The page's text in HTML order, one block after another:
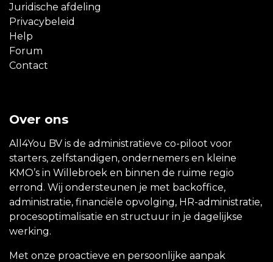
Juridische afdeling
Privacybeleid
Help
Forum
Contact
Over ons
All4You BV is de administratieve co-piloot voor
starters, zelfstandigen, ondernemers en kleine
KMO’s in Willebroek en binnen de ruime regio
errond. Wij ondersteunen je met backoffice,
administratie, financiële opvolging, HR-administratie,
procesoptimalisatie en structuur in je dagelijkse
werking.
Met onze proactieve en persoonlijke aanpak